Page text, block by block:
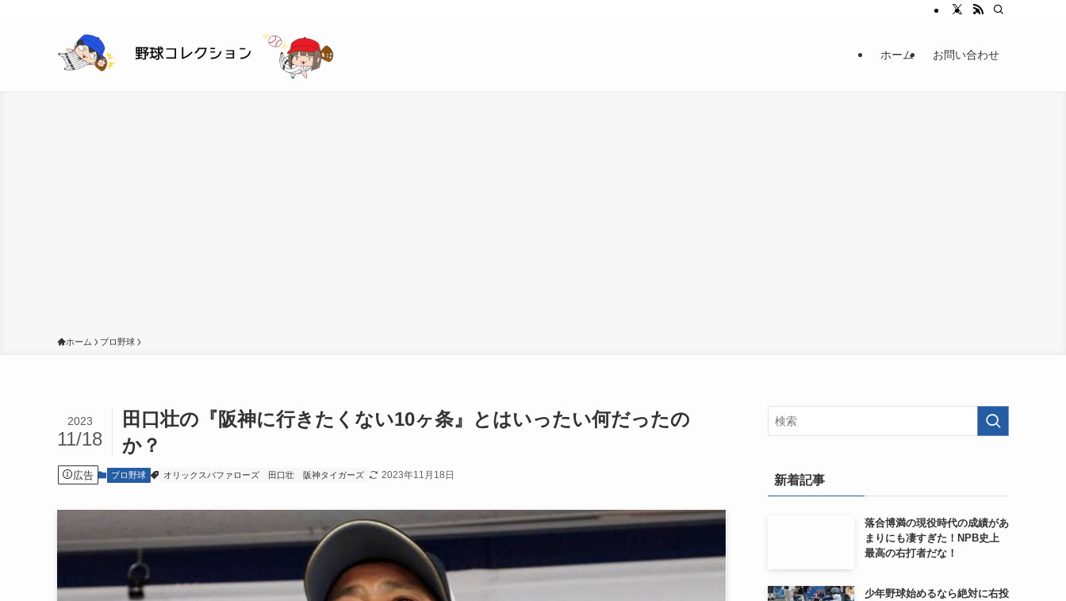
ホーム お問い合わせ
ホーム プロ野球
田口壮の『阪神に行きたくない10ヶ条』とはいったい何だったの
か？
2023
11/18
広告 プロ野球 オリックスバファローズ 田口壮 阪神タイガーズ 2023年11月18日 新着記事
落合博満の現役時代の成績があ
まりにも凄すぎた！NPB史上
最高の右打者だな！
少年野球始めるなら絶対に右投